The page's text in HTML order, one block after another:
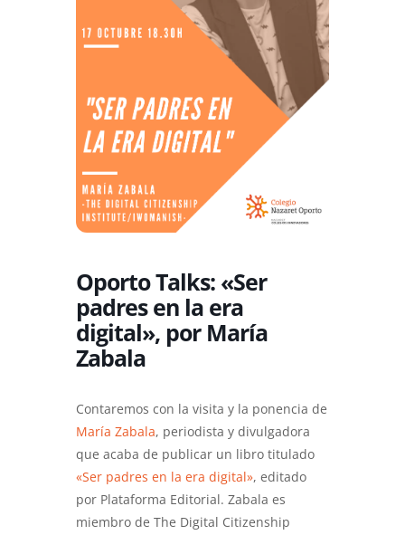
Oporto Talks: «Ser
padres en la era
digital», por María
Zabala
Contaremos con la visita y la ponencia de
María Zabala, periodista y divulgadora
que acaba de publicar un libro titulado
«Ser padres en la era digital», editado
por Plataforma Editorial. Zabala es
miembro de The Digital Citizenship